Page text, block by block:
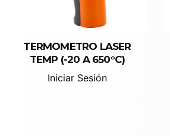
Iniciar Sesión
TERMOMETRO LASER
TEMP (-20 A 650°C)
Iniciar Sesión